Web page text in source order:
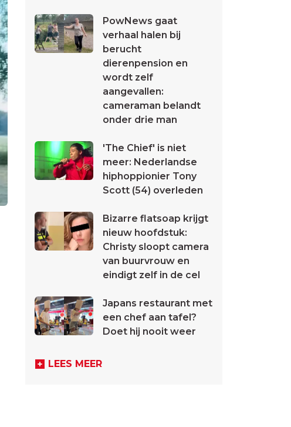
PowNews gaat
verhaal halen bij
berucht
dierenpension en
wordt zelf
aangevallen:
cameraman belandt
onder drie man
'The Chief' is niet
meer: Nederlandse
hiphoppionier Tony
Scott (54) overleden
Bizarre flatsoap krijgt
nieuw hoofdstuk:
Christy sloopt camera
van buurvrouw en
eindigt zelf in de cel
Japans restaurant met
een chef aan tafel?
Doet hij nooit weer
LEES MEER